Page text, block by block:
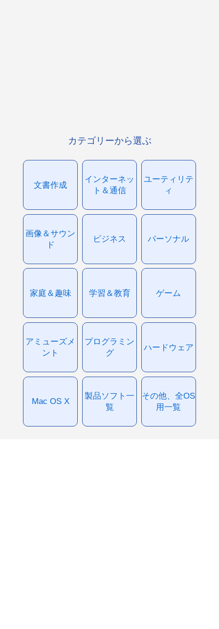
カテゴリーから選ぶ
文書作成
インターネッ
ト＆通信
ユーティリテ
ィ
画像＆サウン
ド
ビジネス パーソナル
家庭＆趣味 学習＆教育 ゲーム
アミューズメ
ント
プログラミン
グ
ハードウェア
Mac OS X
製品ソフト一
覧
その他、全OS
用一覧